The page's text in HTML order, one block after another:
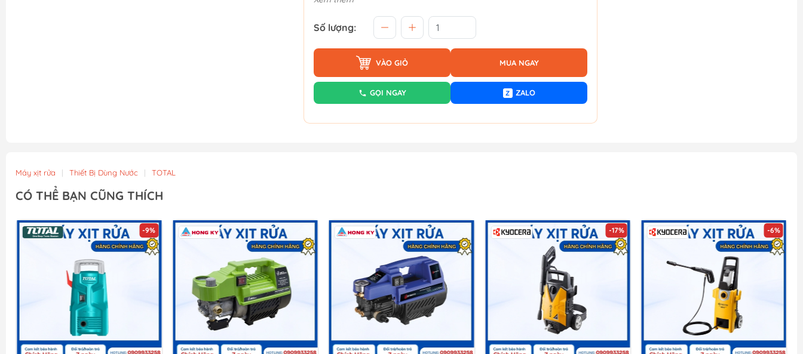
Số lượng:
VÀO GIỎ MUA NGAY
GỌI NGAY Z ZALO
Máy xịt rửa | Thiết Bị Dùng Nước | TOTAL
CÓ THỂ BẠN CŨNG THÍCH
-6% -16%